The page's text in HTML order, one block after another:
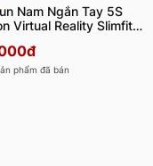
Nam Ngắn Tay 5S
Virtual Reality Slimfit
phẩm đã bán